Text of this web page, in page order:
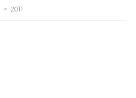
> 2011